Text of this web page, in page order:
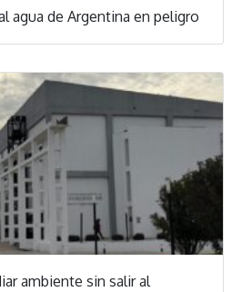
agua de Argentina en peligro
ambiente sin salir al